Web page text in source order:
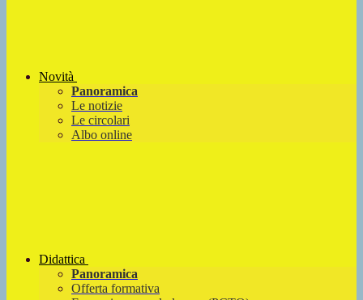
Novità
Panoramica
Le notizie
Le circolari
Albo online
Didattica
Panoramica
Offerta formativa